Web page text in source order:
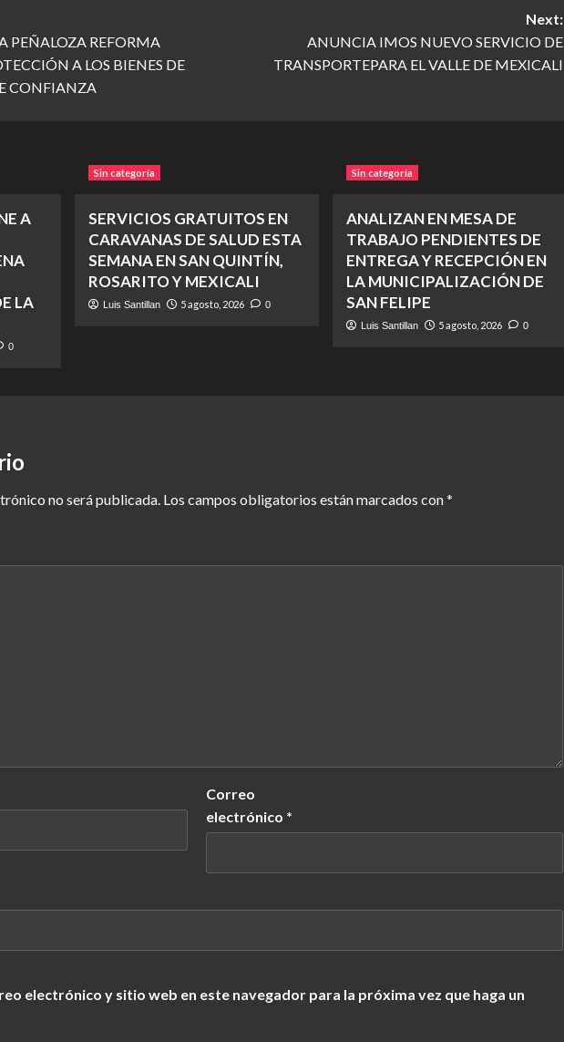
PEÑALOZA REFORMA
A LOS BIENES DE
CONFIANZA
Next:
ANUNCIA IMOS NUEVO SERVICIO DE
TRANSPORTEPARA EL VALLE DE MEXICALI
A
LA
0
Sin categoría
SERVICIOS GRATUITOS EN
CARAVANAS DE SALUD ESTA
SEMANA EN SAN QUINTÍN,
ROSARITO Y MEXICALI
Luis Santillan 5 agosto, 2026 0
Sin categoría
ANALIZAN EN MESA DE
TRABAJO PENDIENTES DE
ENTREGA Y RECEPCIÓN EN
LA MUNICIPALIZACIÓN DE
SAN FELIPE
Luis Santillan 5 agosto, 2026 0
no será publicada. Los campos obligatorios están marcados con*
Correo
electrónico *
electrónico y sitio web en este navegador para la próxima vez que haga un